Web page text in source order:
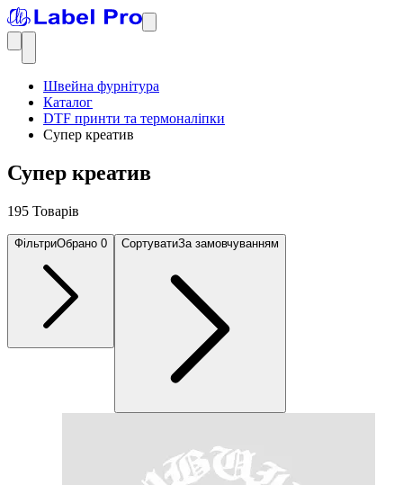
Швейна фурнітура
Каталог
DTF принти та термоналіпки
Супер креатив
Супер креатив
195 Товарів
ФільтриОбрано 0 СортуватиЗа замовчуванням